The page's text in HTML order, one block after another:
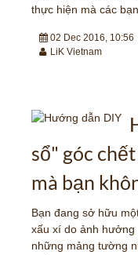
thực hiện mà các
02 Dec 2016, 10:56
LiK Vietnam
sổ" góc
mà bạn
Bạn đang sở hữu
xấu xí do ảnh hưởng
những mảng tường